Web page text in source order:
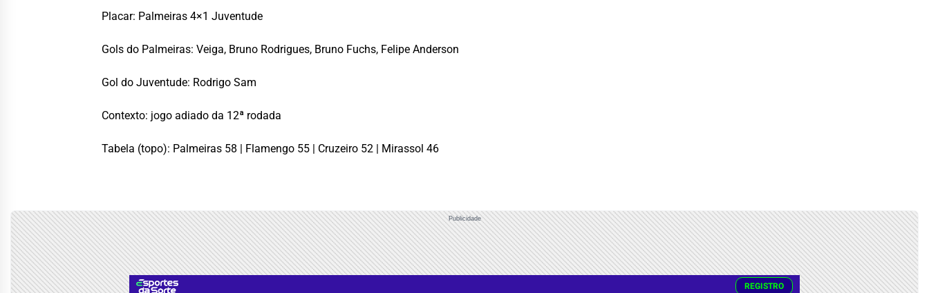
Placar: Palmeiras 4×1 Juventude
Gols do Palmeiras: Veiga, Bruno Rodrigues, Bruno Fuchs, Felipe Anderson
Gol do Juventude: Rodrigo Sam
Contexto: jogo adiado da 12ª rodada
Tabela (topo): Palmeiras 58 | Flamengo 55 | Cruzeiro 52 | Mirassol 46
Publicidade